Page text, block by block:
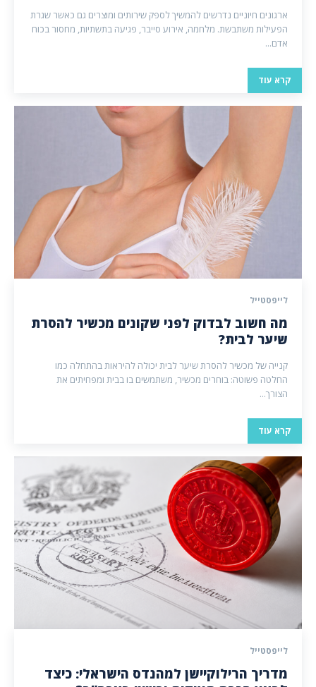
ארגונים חיוניים נדרשים להמשיך לספק שירותים ומוצרים גם כאשר שגרת
הפעילות משתבשת. מלחמה, אירוע סייבר, פגיעה בתשתיות, מחסור בכוח
אדם...
קרא עוד
לייפסטייל
מה חשוב לבדוק לפני שקונים מכשיר להסרת
שיער לבית?
קנייה של מכשיר להסרת שיער לבית יכולה להיראות בהתחלה כמו
החלטה פשוטה: בוחרים מכשיר, משתמשים בו בבית ומפחיתים את
הצורך...
קרא עוד
לייפסטייל
מדריך הרילוקיישן למהנדס הישראלי: כיצד